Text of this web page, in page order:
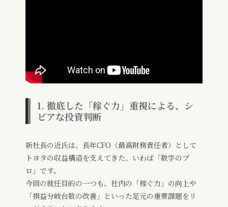
1. 徹底した「稼ぐ力」重視による、シ
ビアな投資判断
新社長の近氏は、長年CFO（最高財務責任者）として
トヨタの収益構造を支えてきた、いわば「数字のプ
ロ」です。
今回の就任目的の一つも、社内の「稼ぐ力」の向上や
「損益分岐台数の改善」といった足元の重要課題をリ